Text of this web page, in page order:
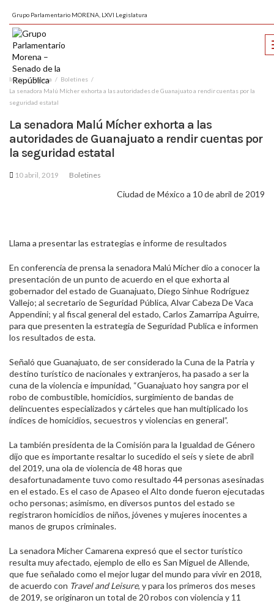
Grupo Parlamentario MORENA, LXVI Legislatura
Inicio Prensa
Boletines
La senadora Malú Mícher exhorta a las autoridades de Guanajuato a rendir cuentas por la
seguridad estatal
La senadora Malú Mícher exhorta a las
autoridades de Guanajuato a rendir cuentas por
la seguridad estatal
10 abril, 2019 Boletines
Ciudad de México a 10 de abril de 2019
Llama a presentar las estrategias e informe de resultados
En conferencia de prensa la senadora Malú Mícher dio a conocer la
presentación de un punto de acuerdo en el que exhorta al
gobernador del estado deGuanajuato, Diego Sinhue Rodríguez
Vallejo; al secretario de Seguridad Pública, Alvar Cabeza De Vaca
Appendini; y al fiscal general del estado, Carlos Zamarripa Aguirre,
para que presenten la estrategia de Seguridad Publica e informen
los resultados de esta.
Señaló queGuanajuato, de ser considerado la Cuna de la Patria y
destino turístico de nacionales y extranjeros, ha pasado a ser la
cuna de la violencia e impunidad, “Guanajuato hoy sangra por el
robo de combustible, homicidios, surgimiento de bandas de
delincuentes especializados y cárteles que han multiplicado los
índices de homicidios, secuestros y violencias en general”.
La también presidenta de la Comisión para la Igualdad de Género
dijo que es importante resaltar lo sucedido el seis y siete de abril
del 2019, una ola de violencia de 48 horas que
desafortunadamente tuvo como resultado 44 personas asesinadas
en el estado. Es el caso de Apaseo el Alto donde fueron ejecutadas
ocho personas; asimismo, en diversos puntos del estado se
registraron homicidios de niños, jóvenes y mujeres inocentes a
manos de grupos criminales.
La senadora Mícher Camarena expresó que el sector turístico
resulta muy afectado, ejemplo de ello es San Miguel de Allende,
que fue señalado como el mejor lugar del mundo para vivir en 2018,
de acuerdo con Travel and Leisure, y para los primeros dos meses
de 2019, se originaron un total de 20 robos con violencia y 11